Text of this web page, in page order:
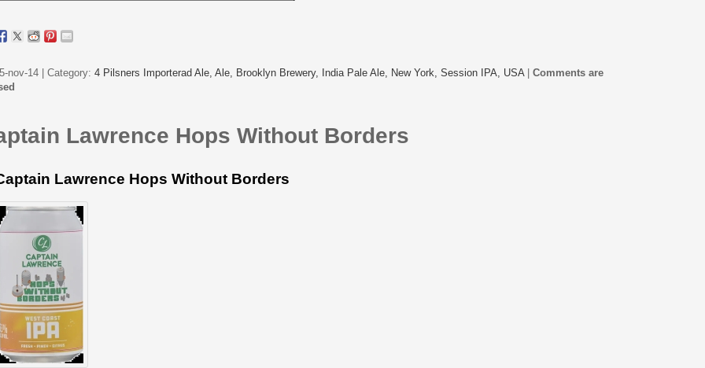
nov-14 | Category: 4 Pilsners Importerad Ale, Ale, Brooklyn Brewery, India Pale Ale, New York, Session IPA, USA| Comments are
Lawrence Hops Without Borders
Lawrence Hops Without Borders